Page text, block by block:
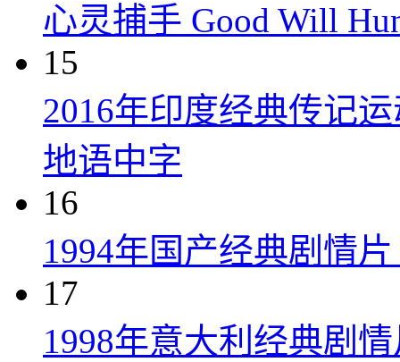
心灵捕手 Good Will
15
2016年印度经典传记
地语中字
16
1994年国产经典剧情
17
1998年意大利经典剧